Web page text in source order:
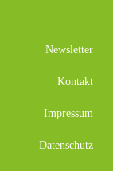
Newsletter
Kontakt
Impressum
Datenschutz